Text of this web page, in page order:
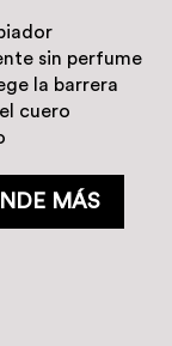
sin perfume
la barrera
cuero
MÁS